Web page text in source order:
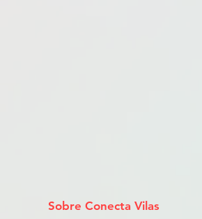
Sobre Conecta Vilas